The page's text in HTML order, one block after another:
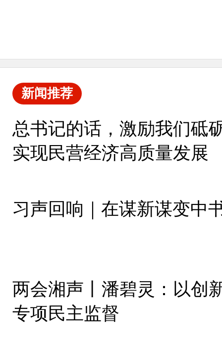
新闻推荐
总书记的话，激励我们砥
实现民营经济高质量发展
习声回响｜在谋新谋变中
两会湘声丨潘碧灵：以创
专项民主监督